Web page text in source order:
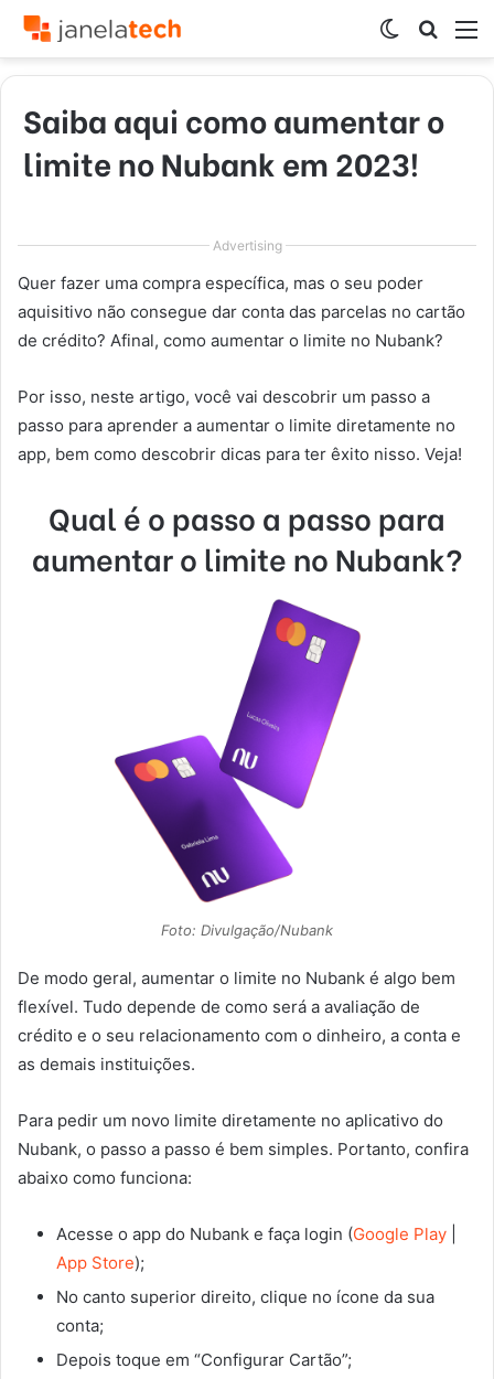
por
Switch
skin
Saiba aqui como aumentar o
limite no Nubank em 2023!
Advertising
Quer fazer uma compra específica, mas o seu poder
aquisitivo não consegue dar conta das parcelas no cartão
de crédito? Afinal, como aumentar o limite no Nubank?
Por isso, neste artigo, você vai descobrir um passo a
passo para aprender a aumentar o limite diretamente no
app, bem como descobrir dicas para ter êxito nisso. Veja!
Qual é o passo a passo para
aumentar o limite no Nubank?
Foto: Divulgação/Nubank
De modo geral, aumentar o limite no Nubank é algo bem
flexível. Tudo depende de como será a avaliação de
crédito e o seu relacionamento com o dinheiro, a conta e
as demais instituições.
Para pedir um novo limite diretamente no aplicativo do
Nubank, o passo a passo é bem simples. Portanto, confira
abaixo como funciona:
Acesse o app do Nubank e faça login (Google Play
App Store);
No canto superior direito, clique no ícone da sua
conta;
Depois toque em “Configurar Cartão”;